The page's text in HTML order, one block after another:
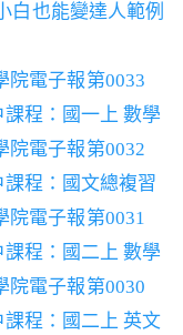
也能變達人範例
電子報第0033
程：國一上 數學
電子報第0032
程：國文總複習
電子報第0031
程：國二上 數學
電子報第0030
程：國二上 英文